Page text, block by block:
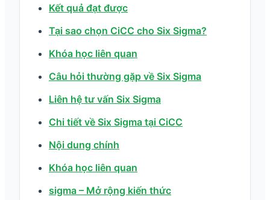
Kết quả đạt được
Tại sao chọn CiCC cho Six Sigma?
Khóa học liên quan
Câu hỏi thường gặp về Six Sigma
Liên hệ tư vấn Six Sigma
Chi tiết về Six Sigma tại CiCC
Nội dung chính
Khóa học liên quan
sigma – Mở rộng kiến thức